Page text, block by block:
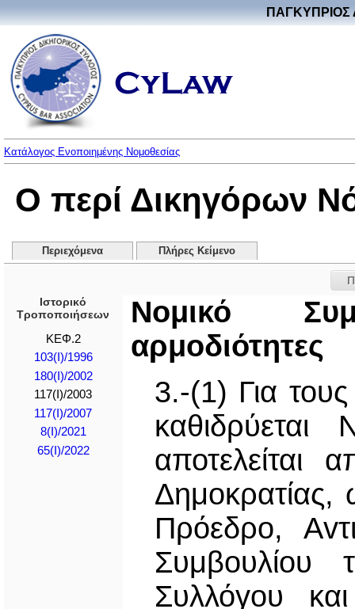
ΠΑΓΚΥΠΡΙΟΣ
Κατάλογος Ενοποιημένης Νομοθεσίας
Ο περί Δικηγόρων
Περιεχόμενα Πλήρες Κείμενο
Ιστορικό
Τροποποιήσεων
ΚΕΦ.2
103(I)/1996
180(I)/2002
117(I)/2003
117(I)/2007
8(I)/2021
65(I)/2022
Νομικό
αρμοδιότητες
3.-(1) Για
αποτελείται
Πρόεδρο,
Συμβουλίου
Συλλόγου